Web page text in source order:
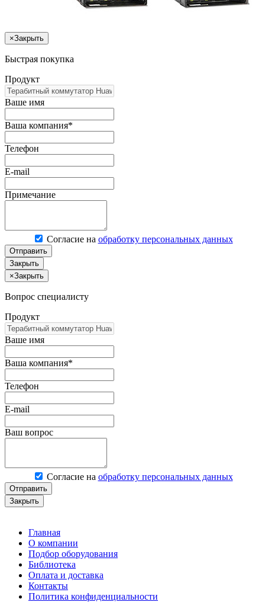
×Закрыть
Быстрая покупка
Продукт
Ваше имя
Ваша компания*
Телефон
E-mail
Примечание
Согласие на обработку персональных данных
Отправить
Закрыть
×Закрыть
Вопрос специалисту
Продукт
Ваше имя
Ваша компания*
Телефон
E-mail
Ваш вопрос
Согласие на обработку персональных данных
Отправить
Закрыть
Главная
О компании
Подбор оборудования
Библиотека
Оплата и доставка
Контакты
Политика конфиденциальности